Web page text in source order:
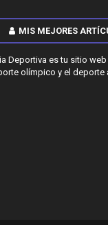
MIS MEJORES
Deportiva es tu sitio web
olímpico y el deporte